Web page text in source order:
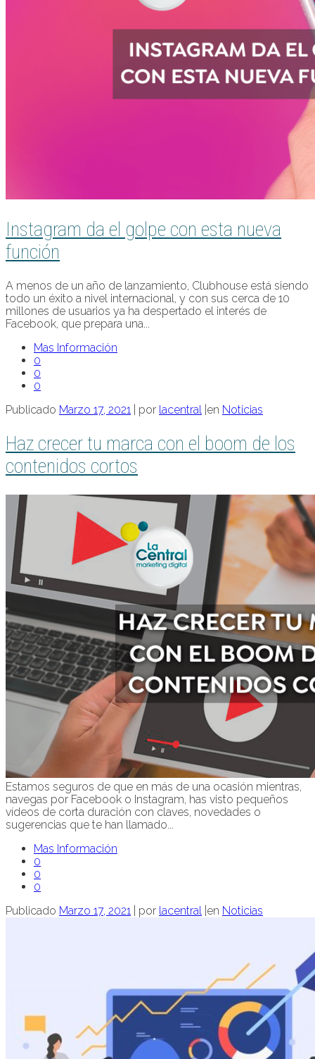
Instagram da el golpe con esta nueva
función
A menos de un año de lanzamiento, Clubhouse está siendo
todo un éxito a nivel internacional, y con sus cerca de 10
millones de usuarios ya ha despertado el interés de
Facebook, que prepara una...
Mas Información
0
0
0
Publicado Marzo 17, 2021 por lacentral en Noticias
Haz crecer tu marca con el boom de los
contenidos cortos
Estamos seguros de que en más de una ocasión mientras,
navegas por Facebook o Instagram, has visto pequeños
vídeos de corta duración con claves, novedades o
sugerencias que te han llamado...
Mas Información
0
0
0
Publicado Marzo 17, 2021 por lacentral en Noticias